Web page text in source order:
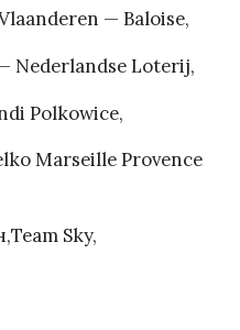
— Baloise,
Nederlandse Loterij,
Polkowice,
Marseille Provence
Sky,